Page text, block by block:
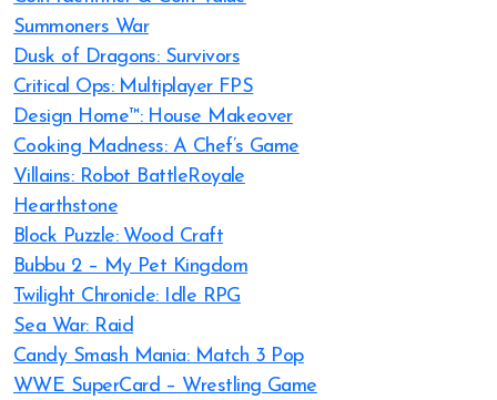
Summoners War
Dusk of Dragons: Survivors
Critical Ops: Multiplayer FPS
Design Home™: House Makeover
Cooking Madness: A Chef’s Game
Villains: Robot BattleRoyale
Hearthstone
Block Puzzle: Wood Craft
Bubbu 2 – My Pet Kingdom
Twilight Chronicle: Idle RPG
Sea War: Raid
Candy Smash Mania: Match 3 Pop
WWE SuperCard – Wrestling Game